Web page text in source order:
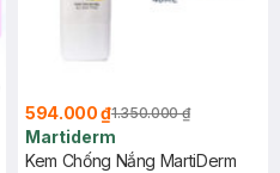
594.000 ₫1.350.000 ₫
Martiderm
Kem Chống Nắng MartiDerm